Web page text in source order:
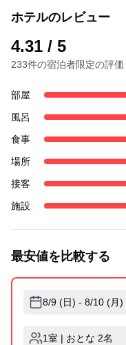
ホテルのレビュー
4.31 / 5
233件の宿泊者限定の評価
部屋
風呂
食事
場所
接客
施設
最安値を比較する
8/9 (日) - 8/10 (月)
1室 | おとな 2名